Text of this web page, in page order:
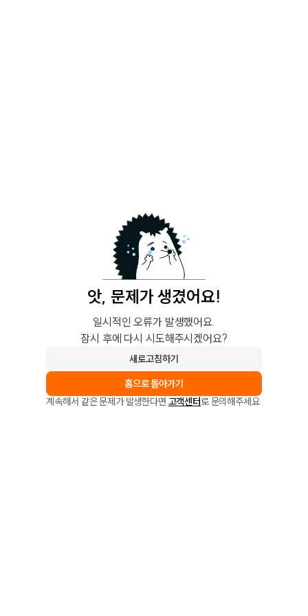
앗, 문제가 생겼어요!
일시적인 오류가 발생했어요.
잠시 후에 다시 시도해주시겠어요?
새로고침하기
홈으로 돌아가기
계속해서 같은 문제가 발생한다면 고객센터로 문의해주세요.